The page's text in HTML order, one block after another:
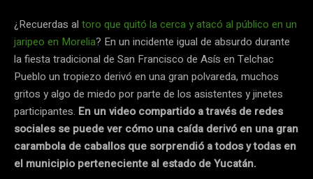
¿Recuerdas al toro que quitó la cerca y atacó al público en un
jaripeo en Morelia? En un incidente igual de absurdo durante
la fiesta tradicional de San Francisco de Asís en Telchac
Pueblo un tropiezo derivó en una gran polvareda, muchos
gritos y algo de miedo por parte de los asistentes y jinetes
participantes. En un video compartido a través de redes
sociales se puede ver cómo una caída derivó en una gran
carambola de caballos que sorprendió a todos y todas en
el municipio perteneciente al estado de Yucatán.